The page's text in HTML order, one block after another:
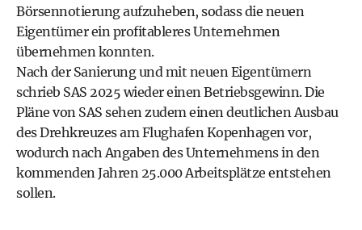
Börsennotierung aufzuheben, sodass die neuen
Eigentümer ein profitableres Unternehmen
übernehmen konnten.
Nach der Sanierung und mit neuen Eigentümern
schrieb SAS 2025 wieder einen Betriebsgewinn. Die
Pläne von SAS sehen zudem einen deutlichen Ausbau
des Drehkreuzes am Flughafen Kopenhagen vor,
wodurch nach Angaben des Unternehmens in den
kommenden Jahren 25.000 Arbeitsplätze entstehen
sollen.